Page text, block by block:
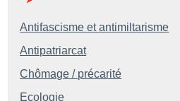
Antifascisme et antimiltarisme
Antipatriarcat
Chômage / précarité
Ecologie